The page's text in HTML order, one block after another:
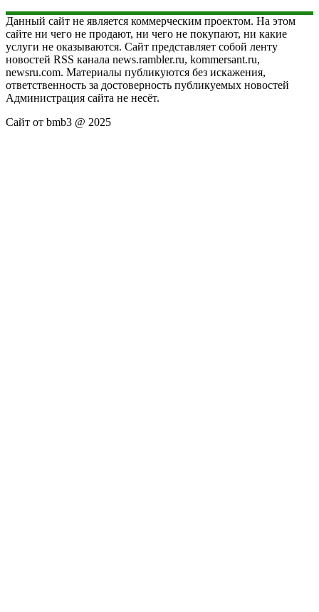
Данный сайт не является коммерческим проектом. На этом
сайте ни чего не продают, ни чего не покупают, ни какие
услуги не оказываются. Сайт представляет собой ленту
новостей RSS канала news.rambler.ru, kommersant.ru,
newsru.com. Материалы публикуются без искажения,
ответственность за достоверность публикуемых новостей
Администрация сайта не несёт.
Сайт от bmb3 @ 2025